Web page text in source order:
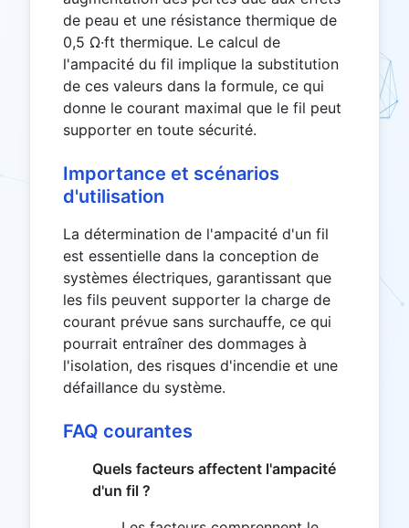
de peau et une résistance thermique de
0,5 Ω·ft thermique. Le calcul de
l'ampacité du fil implique la substitution
de ces valeurs dans la formule, ce qui
donne le courant maximal que le fil peut
supporter en toute sécurité.
Importance et scénarios
d'utilisation
La détermination de l'ampacité d'un fil
est essentielle dans la conception de
systèmes électriques, garantissant que
les fils peuvent supporter la charge de
courant prévue sans surchauffe, ce qui
pourrait entraîner des dommages à
l'isolation, des risques d'incendie et une
défaillance du système.
FAQ courantes
Quels facteurs affectent l'ampacité
d'un fil ?